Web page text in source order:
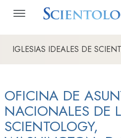
IGLESIAS IDEALES DE
OFICINA DE
NACIONALES DE
SCIENTOLOGY,